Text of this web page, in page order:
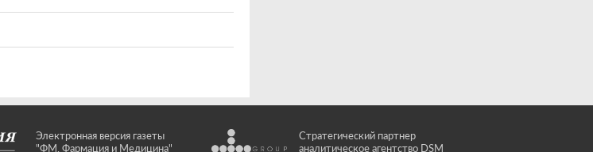
Электронная версия газеты
"ФМ. Фармация и Медицина"
Стратегический партнер
аналитическое агентство DSM